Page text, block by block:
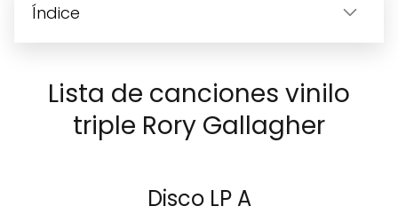
Índice
Lista de canciones vinilo
triple Rory Gallagher
Disco LP A